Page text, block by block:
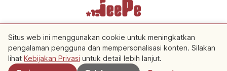
Terdekat
Copyright © 2026 JeePe Inc. All rights reserved.
Situs web ini menggunakan cookie untuk meningkatkan
pengalaman pengguna dan mempersonalisasi konten. Silakan
lihat Kebijakan Privasi untuk detail lebih lanjut.